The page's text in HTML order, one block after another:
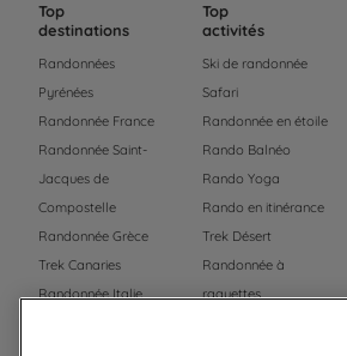
Top
destinations
Randonnées
Pyrénées
Randonnée France
Randonnée Saint-
Jacques de
Compostelle
Randonnée Grèce
Trek Canaries
Randonnée Italie
Top
activités
Ski de randonnée
Safari
Randonnée en étoile
Rando Balnéo
Rando Yoga
Rando en itinérance
Trek Désert
Randonnée à
raquettes